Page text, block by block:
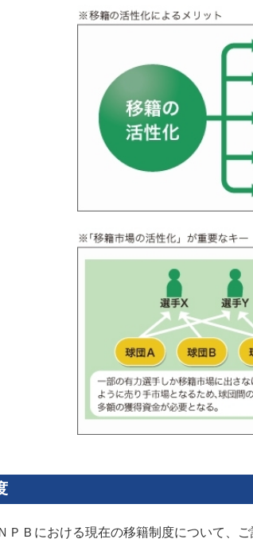
Ｂにおける現在の移籍制度について、ご